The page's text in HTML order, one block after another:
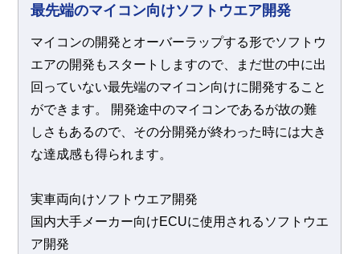
最先端のマイコン向けソフトウエア開発
マイコンの開発とオーバーラップする形でソフトウ
エアの開発もスタートしますので、まだ世の中に出
回っていない最先端のマイコン向けに開発すること
ができます。 開発途中のマイコンであるが故の難
しさもあるので、その分開発が終わった時には大き
な達成感も得られます。
実車両向けソフトウエア開発
国内大手メーカー向けECUに使用されるソフトウエ
ア開発